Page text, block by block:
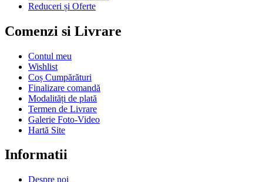
Reduceri și Oferte
Comenzi si Livrare
Contul meu
Wishlist
Coș Cumpărături
Finalizare comandă
Modalități de plată
Termen de Livrare
Galerie Foto-Video
Hartă Site
Informatii
Despre noi